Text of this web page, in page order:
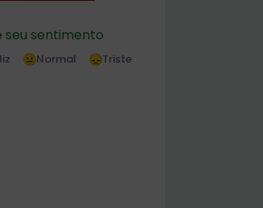
seu sentimento
Normal Triste